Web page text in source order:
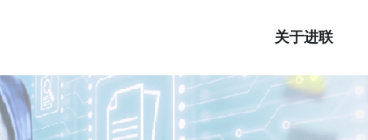
关于进联